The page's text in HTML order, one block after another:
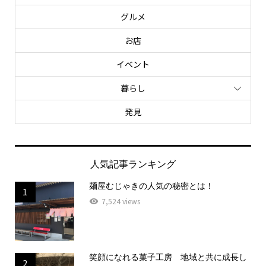
グルメ
お店
イベント
暮らし
発見
人気記事ランキング
1
麺屋むじゃきの人気の秘密とは！
7,524 views
2
笑顔になれる菓子工房 地域と共に成長し